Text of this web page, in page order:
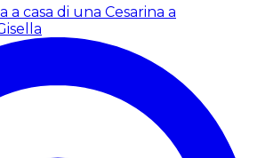
a casa di una Cesarina a